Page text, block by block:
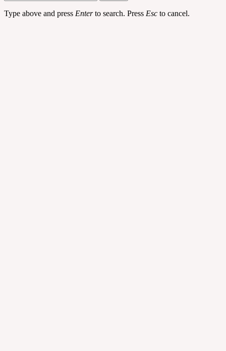
Type above and press Enterto search. Press Esc to cancel.